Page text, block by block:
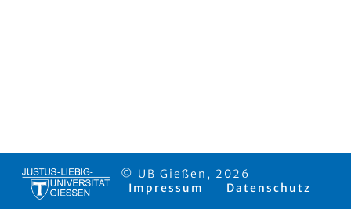
© UB Gießen, 2026
Impressum
Datenschutz